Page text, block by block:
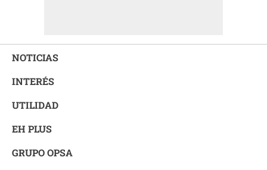
NOTICIAS
INTERÉS
UTILIDAD
EH PLUS
GRUPO OPSA